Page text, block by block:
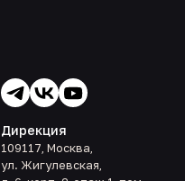
Дирекция
109117, Москва,
ул. Жигулевская,